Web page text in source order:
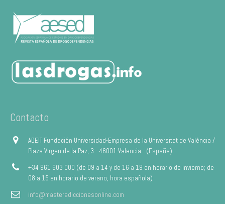
Contacto
ADEIT Fundación Universidad-Empresa de la Universitat de València /
Plaza Virgen de la Paz, 3 - 46001 Valencia - (España)
+34 961 603 000 (de 09 a 14 y de 16 a 19 en horario de invierno; de
08 a 15 en horario de verano, hora española)
info@masteradiccionesonline.com